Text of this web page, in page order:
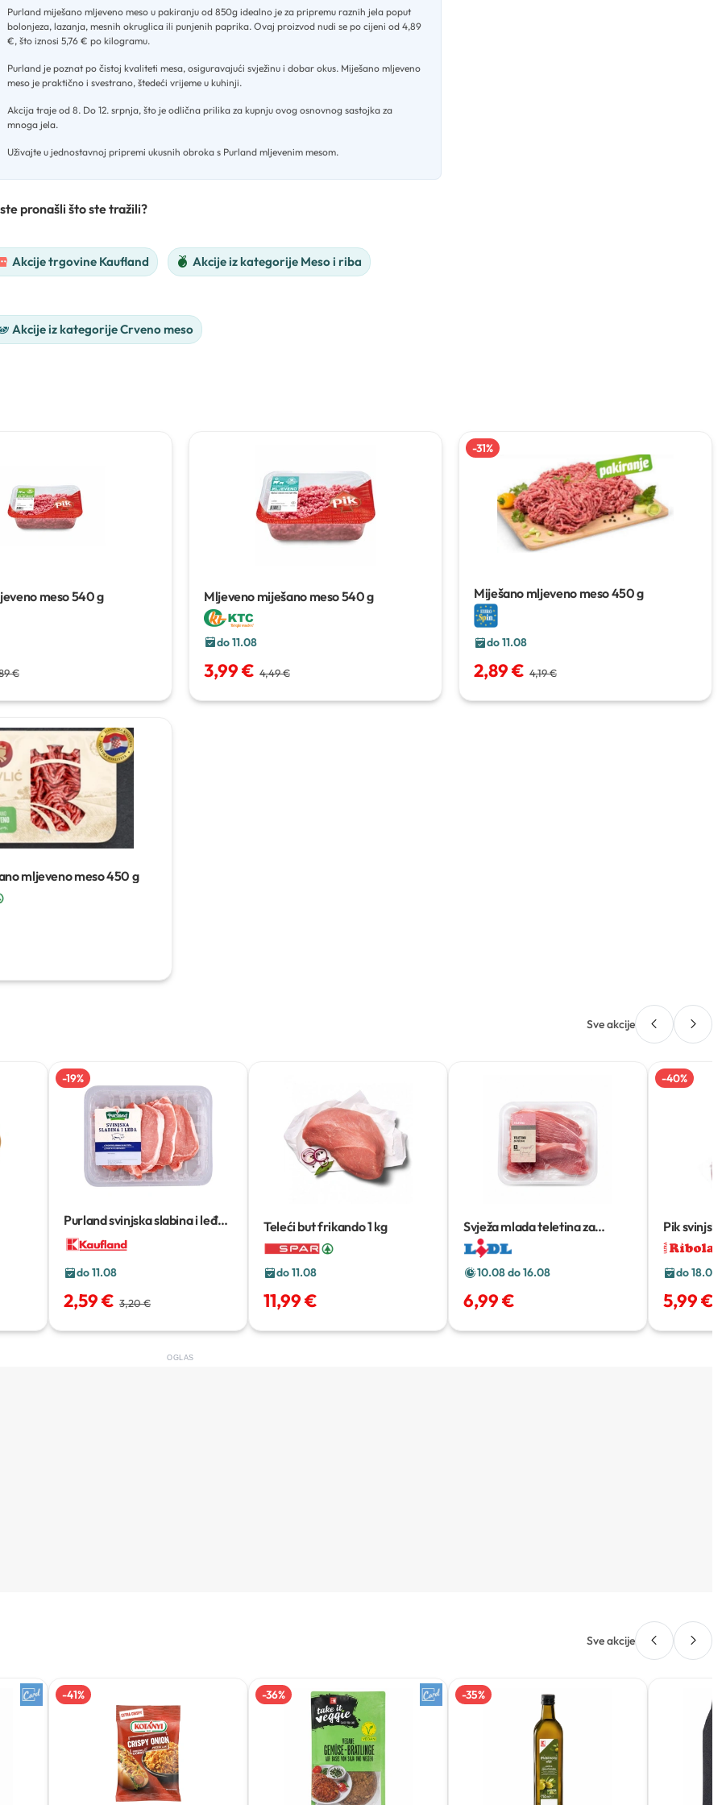
Purland miješano mljeveno meso u pakiranju od 850g idealno je za pripremu raznih jela poput
bolonjeza, lazanja, mesnih okruglica ili punjenih paprika. Ovaj proizvod nudi se po cijeni od 4,89
€, što iznosi 5,76 € po kilogramu.
Purland je poznat po čistoj kvaliteti mesa, osiguravajući svježinu i dobar okus. Miješano mljeveno
meso je praktično i svestrano, štedeći vrijeme u kuhinji.
Akcija traje od 8. Do 12. srpnja, što je odlična prilika za kupnju ovog osnovnog sastojka za
mnoga jela.
Uživajte u jednostavnoj pripremi ukusnih obroka s Purland mljevenim mesom.
pronašli što ste tražili?
Akcije trgovine Kaufland Akcije iz kategorije Meso i riba
Akcije iz kategorije Crveno meso
meso540 g
€
Mljeveno miješano meso540 g
do 11.08
3,99 € 4,49 €
-31%
Miješano mljeveno meso450 g
do 11.08
2,89 € 4,19 €
mljeveno meso450 g
Sve akcije
-19%
Purland svinjska slabina i leđa
400 g
do 11.08
2,59 € 3,20 €
Teleći but frikando1 kg
do 11.08
11,99 €
Svježa mlada teletina za
pečenje
10.08 do 16.08
6,99 €
-40%
Pik
do 18.08
5,99 €
OGLAS
Sve akcije
-41% -36% -35%